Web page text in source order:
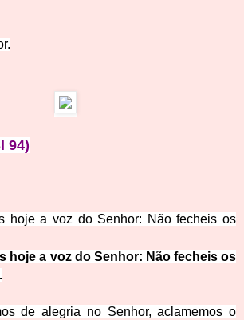
94)
hoje a voz do Senhor: Não fecheis os
hoje a voz do Senhor: Não fecheis os
de alegria no Senhor, aclamemos o